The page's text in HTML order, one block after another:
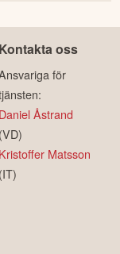
Kontakta oss
för
Daniel Åstrand
(VD)
Kristoffer Matsson
(IT)